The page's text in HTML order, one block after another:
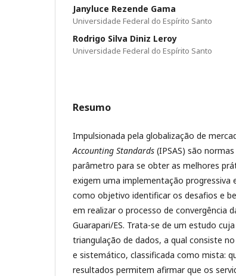
Janyluce Rezende Gama
Universidade Federal do Espírito Santo
Rodrigo Silva Diniz Leroy
Universidade Federal do Espírito Santo
Resumo
Impulsionada pela globalização de
Accounting Standards (IPSAS) são
parâmetro para se obter as melhores
exigem uma implementação progressiva
como objetivo identificar os desafios e
em realizar o processo de convergência
Guarapari/ES. Trata-se de um estudo
triangulação de dados, a qual consiste
e sistemático, classificada como mista:
resultados permitem afirmar que os